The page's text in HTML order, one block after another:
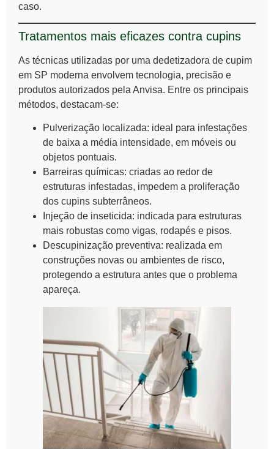
caso.
Tratamentos mais eficazes contra cupins
As técnicas utilizadas por uma dedetizadora de cupim
em SP moderna envolvem tecnologia, precisão e
produtos autorizados pela Anvisa. Entre os principais
métodos, destacam-se:
Pulverização localizada: ideal para infestações
de baixa a média intensidade, em móveis ou
objetos pontuais.
Barreiras químicas: criadas ao redor de
estruturas infestadas, impedem a proliferação
dos cupins subterrâneos.
Injeção de inseticida: indicada para estruturas
mais robustas como vigas, rodapés e pisos.
Descupinização preventiva: realizada em
construções novas ou ambientes de risco,
protegendo a estrutura antes que o problema
apareça.